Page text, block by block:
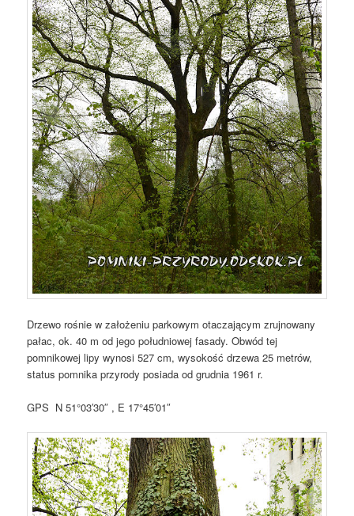
Drzewo rośnie w założeniu parkowym otaczającym zrujnowany
pałac, ok. 40 m od jego południowej fasady. Obwód tej
pomnikowej lipy wynosi 527 cm, wysokość drzewa 25 metrów,
status pomnika przyrody posiada od grudnia 1961 r.
GPS N 51°03′30″ , E 17°45′01″